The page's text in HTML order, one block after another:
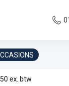
ex. btw